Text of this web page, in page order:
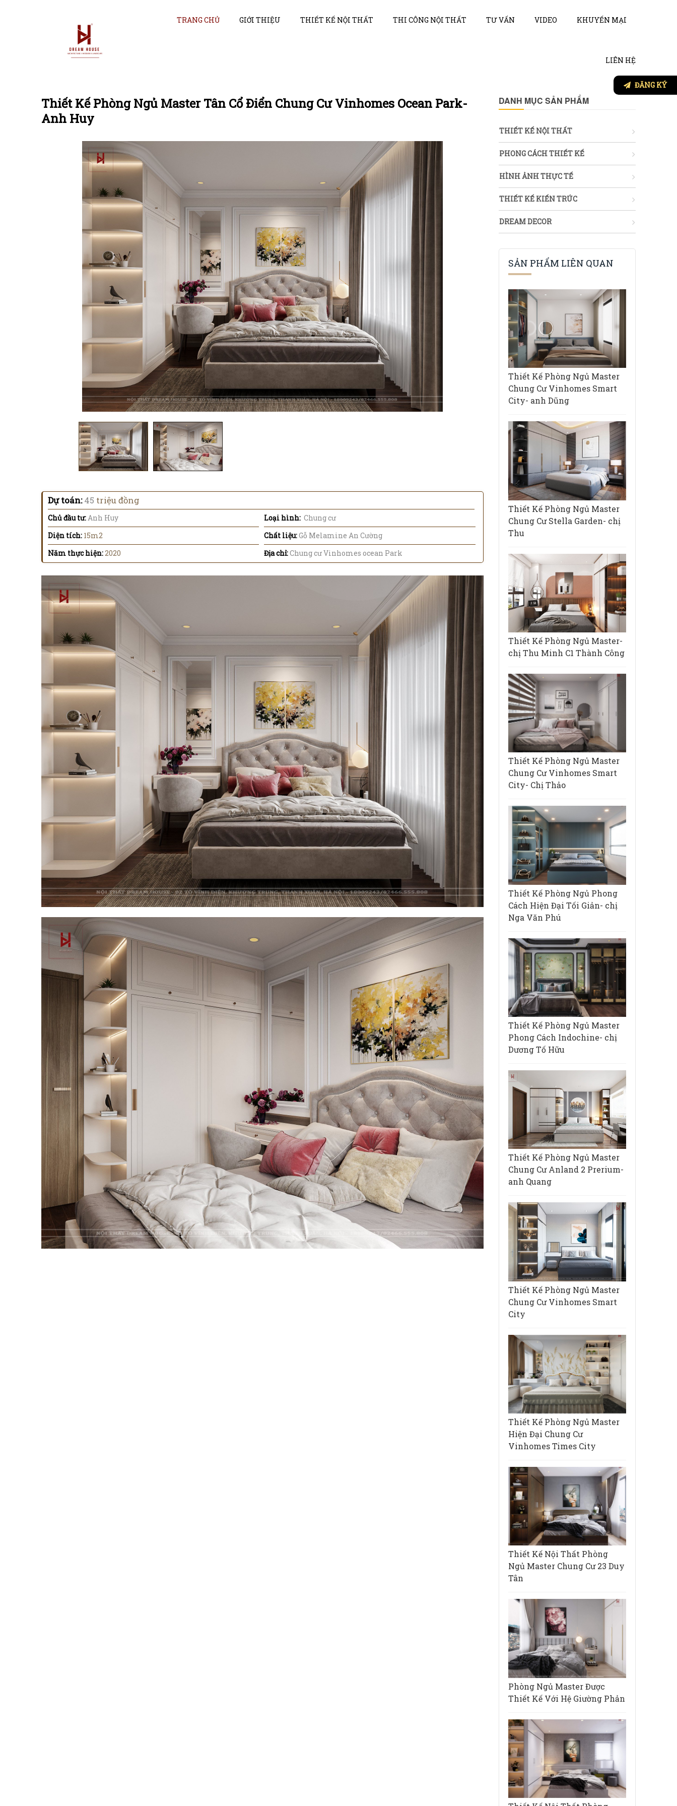
TRANG CHỦ GIỚI THIỆU THIẾT KẾ NỘI THẤT THI CÔNG NỘI THẤT TƯ VẤN VIDEO KHUYẾN MẠI
LIÊN HỆ
Thiết Kế Phòng Ngủ Master Tân Cổ Điển Chung Cư Vinhomes Ocean Park-
Anh Huy
Dự toán:45 triệu đồng
Chủ đầu tư:Anh Huy Loại hình:Chung cư
Diện tích: 15m2 Chất liệu:Gỗ Melamine An Cường
Năm thực hiện:2020 Địa chỉ:Chung cư Vinhomes ocean Park
DANH MỤC SẢN PHẨM
THIẾT KẾ NỘI THẤT
PHONG CÁCH THIẾT KẾ
HÌNH ẢNH THỰC TẾ
THIẾT KẾ KIẾN TRÚC
DREAM DECOR
SẢN PHẨM LIÊN QUAN
Thiết Kế Phòng Ngủ Master
Chung Cư Vinhomes Smart
City- anh Dũng
Thiết Kế Phòng Ngủ Master
Chung Cư Stella Garden- chị
Thu
Thiết Kế Phòng Ngủ Master-
chị Thu Minh C1 Thành Công
Thiết Kế Phòng Ngủ Master
Chung Cư Vinhomes Smart
City- Chị Thảo
Thiết Kế Phòng Ngủ Phong
Cách Hiện Đại Tối Giản- chị
Nga Văn Phú
Thiết Kế Phòng Ngủ Master
Phong Cách Indochine- chị
Dương Tố Hữu
Thiết Kế Phòng Ngủ Master
Chung Cư Anland 2 Prerium-
anh Quang
Thiết Kế Phòng Ngủ Master
Chung Cư Vinhomes Smart
City
Thiết Kế Phòng Ngủ Master
Hiện Đại Chung Cư
Vinhomes Times City
Thiết Kế Nội Thất Phòng
Ngủ Master Chung Cư 23 Duy
Tân
Phòng Ngủ Master Được
Thiết Kế Với Hệ Giường Phản
ĐĂNG KÝ